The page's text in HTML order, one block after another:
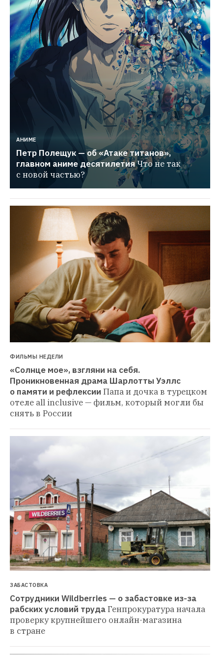
АНИМЕ
Петр Полещук — об «Атаке титанов»,
главном аниме десятилетияЧто не так
с новой частью?
ФИЛЬМЫ НЕДЕЛИ
«Солнце мое», взгляни на себя.
Проникновенная драма Шарлотты Уэллс
о памяти и рефлексии Папа и дочка в турецком
отеле all inclusive — фильм, который могли бы
снять в России
ЗАБАСТОВКА
Сотрудники Wildberries — о забастовке из-за
рабских условий трудаГенпрокуратура начала
проверку крупнейшего онлайн-магазина
в стране